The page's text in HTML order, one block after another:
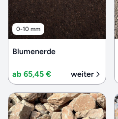
0-10 mm
Blumenerde
ab 65,45 € weiter